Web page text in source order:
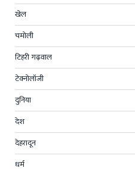
खेल
चमोली
टिहरी गढ़वाल
टेक्नोलॉजी
दुनिया
देश
देहरादून
धर्म